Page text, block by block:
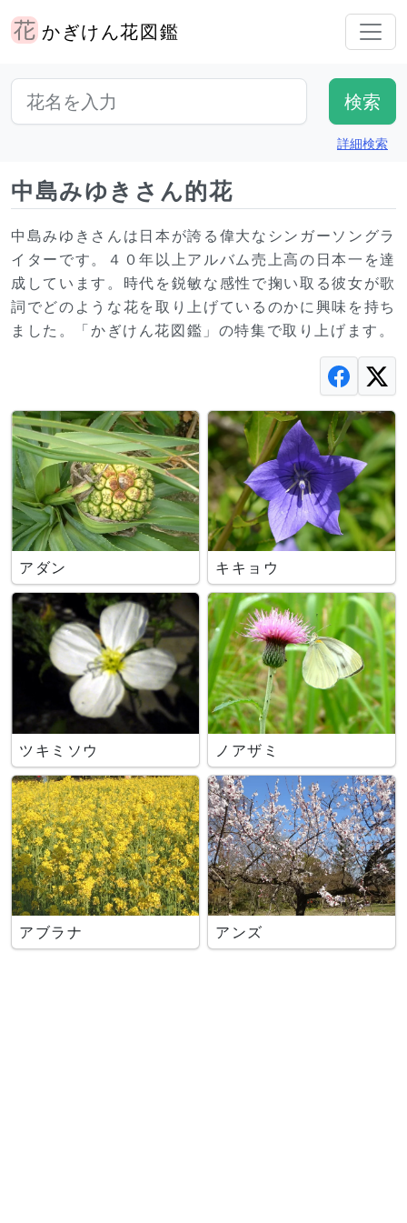
かぎけん花図鑑
詳細検索
中島みゆきさん的花
中島みゆきさんは日本が誇る偉大なシンガーソングラ
イターです。４０年以上アルバム売上高の日本一を達
成しています。時代を鋭敏な感性で掬い取る彼女が歌
詞でどのような花を取り上げているのかに興味を持ち
ました。「かぎけん花図鑑」の特集で取り上げます。
アダン キキョウ
ツキミソウ ノアザミ
アブラナ アンズ